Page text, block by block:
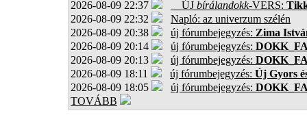
2026-08-09 22:37 ÚJ bírálandokk-VERS:
2026-08-09 22:32
Napló: az univerzum szélén
2026-08-09 20:38
új fórumbejegyzés: Zima
2026-08-09 20:14
új fórumbejegyzés:
2026-08-09 20:13
új fórumbejegyzés:
2026-08-09 18:11
új fórumbejegyzés: Új Gyors
2026-08-09 18:05
új fórumbejegyzés:
TOVÁBB